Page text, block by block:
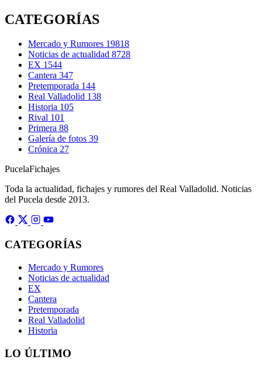
CATEGORÍAS
Mercado y Rumores 19818
Noticias de actualidad 8728
EX 1544
Cantera 347
Pretemporada 144
Real Valladolid 138
Historia 105
Rival 101
Primera 88
Galería de fotos 39
Crónica 27
PucelaFichajes
Toda la actualidad, fichajes y rumores del Real Valladolid. Noticias
del Pucela desde 2013.
CATEGORÍAS
Mercado y Rumores
Noticias de actualidad
EX
Cantera
Pretemporada
Real Valladolid
Historia
LO ÚLTIMO